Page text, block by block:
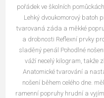
pořádek ve školních
Lehký dvoukomorový batoh
tvarovaná záda a měkké
a drobnosti Reflexní prvky
sladěný penál Pohodlné
váží necelý kilogram, takže
Anatomické tvarování a
nošení během celého dne.
ramenní popruhy hrudní a